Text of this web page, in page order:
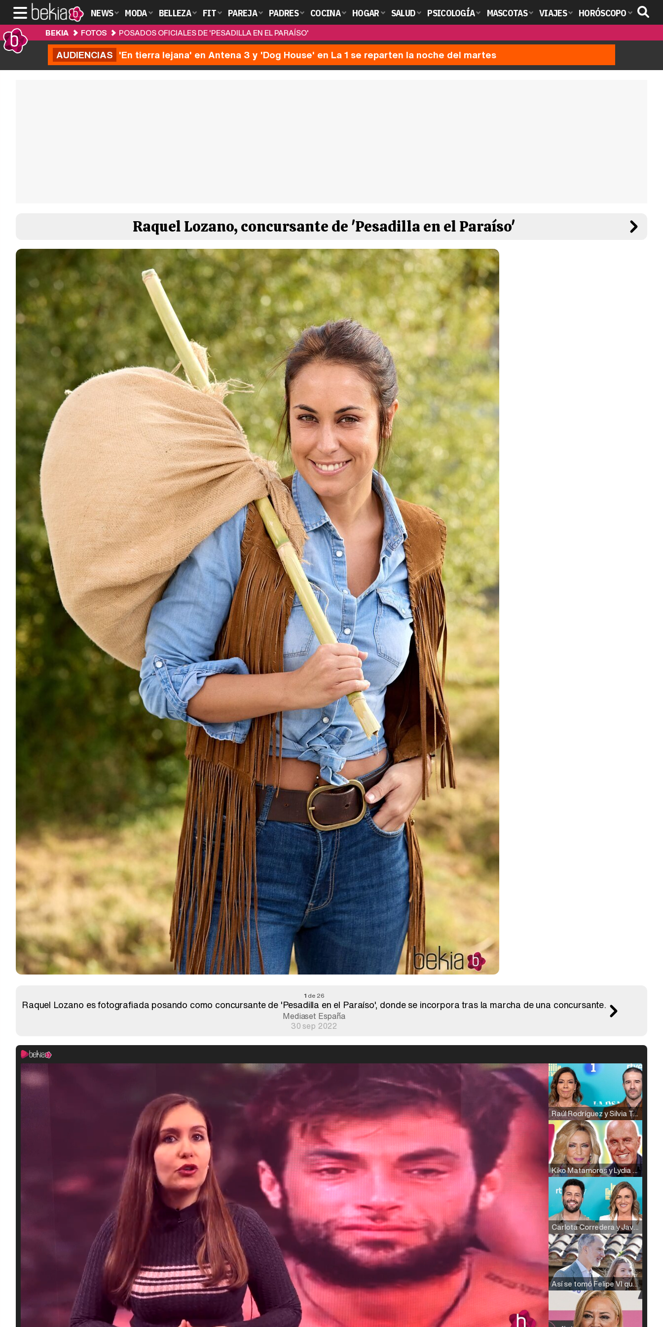
NEWS MODA BELLEZA FIT PAREJA PADRES COCINA HOGAR SALUD PSICOLOGÍA MASCOTAS VIAJES HORÓSCOPO
BEKIA FOTOS POSADOS OFICIALES DE 'PESADILLA EN EL PARAÍSO'
AUDIENCIAS 'En tierra lejana' en Antena 3 y 'Dog House' en La 1 se reparten la noche del martes
Raquel Lozano, concursante de 'Pesadilla en el Paraíso'
1 de 26
Raquel Lozano es fotografiada posando como concursante de 'Pesadilla en el Paraíso', donde se incorpora tras la marcha de una concursante.
Mediaset España
30 sep 2022
Raúl Rodríguez y Silvia Taulés nos cuentan su papel en 'La familia de la tele'
Kiko Matamoros y Lydia Lozano: "Nuestro público es de todas las edades y RTVE tiene un público muy pegado a las novelas, al que tenemos que captar"
Carlota Corredera y Javier de Hoyos: "La tele tiene que representar al público también y aquí están todos los perfiles posibles&quo;
Así se tomó Felipe VI que la Infanta Sofía no quisiera recibir formación militar